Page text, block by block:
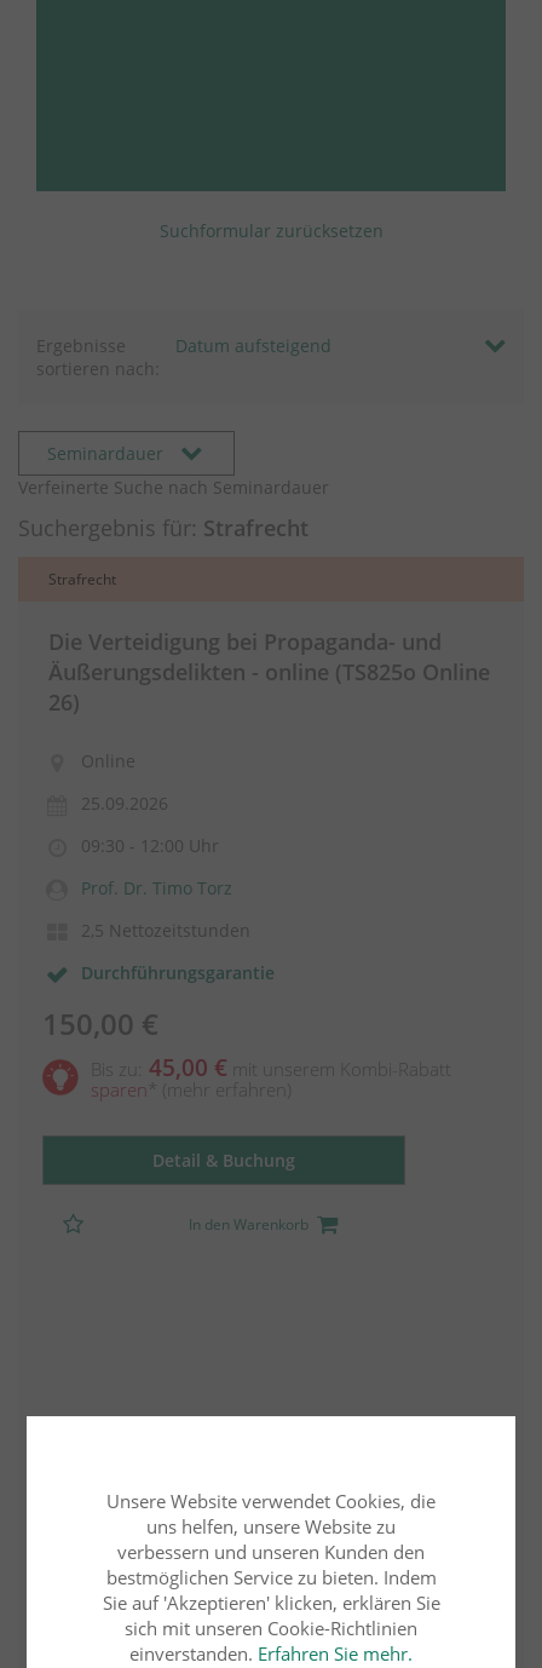
Suchformular zurücksetzen
Ergebnisse
sortieren nach:
Seminardauer
Verfeinerte Suche nach Seminardauer
Suchergebnis für: Strafrecht
Strafrecht
Die Verteidigung bei Propaganda- und
Äußerungsdelikten - online (TS825o Online
26)
Online
25.09.2026
09:30 - 12:00 Uhr
Prof. Dr. Timo Torz
2,5 Nettozeitstunden
Durchführungsgarantie
150,00 €
Bis zu: 45,00 € mit unserem Kombi-Rabatt
sparen
(mehr erfahren)
Detail & Buchung
In den Warenkorb
Unsere Website verwendet Cookies, die
uns helfen, unsere Website zu
verbessern und unseren Kunden den
bestmöglichen Service zu bieten. Indem
Sie auf 'Akzeptieren' klicken, erklären Sie
sich mit unseren Cookie-Richtlinien
einverstanden. Erfahren Sie mehr.